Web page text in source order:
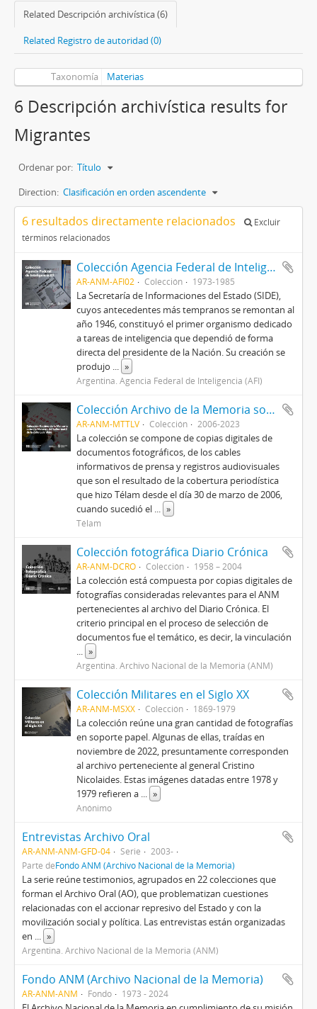
Related Descripción archivística (6)
Related Registro de autoridad (0)
Taxonomía Materias
6 Descripción archivística results for
Migrantes
Ordenar por: Título
Direction: Clasificación en orden ascendente
6 resultados directamente relacionados
Excluir
términos relacionados
Colección Agencia Federal de Inteligencia 02
AR-ANM-AFI02 Colección 1973-1985
La Secretaría de Informaciones del Estado (SIDE),
cuyos antecedentes más tempranos se remontan al
año 1946, constituyó el primer organismo dedicado
a tareas de inteligencia que dependió de forma
directa del presidente de la Nación. Su creación se
produjo ... »
Argentina. Agencia Federal de Inteligencia (AFI)
Colección Archivo de la Memoria sobre la Masacre del taller textil de la calle Luis Viale
AR-ANM-MTTLV Colección 2006-2023
La colección se compone de copias digitales de
documentos fotográficos, de los cables
informativos de prensa y registros audiovisuales
que son el resultado de la cobertura periodística
que hizo Télam desde el día 30 de marzo de 2006,
cuando sucedió el ... »
Télam
Colección fotográfica Diario Crónica
AR-ANM-DCRO Colección 1958 – 2004
La colección está compuesta por copias digitales de
fotografías consideradas relevantes para el ANM
pertenecientes al archivo del Diario Crónica. El
criterio principal en el proceso de selección de
documentos fue el temático, es decir, la vinculación
... »
Argentina. Archivo Nacional de la Memoria (ANM)
Colección Militares en el Siglo XX
AR-ANM-MSXX Colección 1869-1979
La colección reúne una gran cantidad de fotografías
en soporte papel. Algunas de ellas, traídas en
noviembre de 2022, presuntamente corresponden
al archivo perteneciente al general Cristino
Nicolaides. Estas imágenes datadas entre 1978 y
1979 refieren a ... »
Anónimo
Entrevistas Archivo Oral
AR-ANM-ANM-GFD-04 Serie
2003-
Parte deFondo ANM (Archivo Nacional de la Memoria)
La serie reúne testimonios, agrupados en 22 colecciones que
forman el Archivo Oral (AO), que problematizan cuestiones
relacionadas con el accionar represivo del Estado y con la
movilización social y política. Las entrevistas están organizadas
en ... »
Argentina. Archivo Nacional de la Memoria (ANM)
Fondo ANM (Archivo Nacional de la Memoria)
AR-ANM-ANM Fondo 1973 - 2024